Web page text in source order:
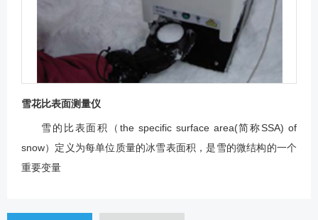
雪花比表面测量仪
雪的比表面积（the specific surface area(简称SSA) of
snow）定义为每单位质量的冰雪表面积，是雪的微结构的一个
重要变量